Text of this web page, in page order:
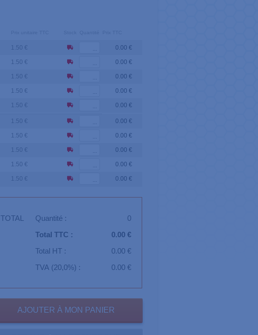
1.50 € 0.00 €
1.50 € 0.00 €
1.50 € 0.00 €
1.50 € 0.00 €
1.50 € 0.00 €
1.50 € 0.00 €
1.50 € 0.00 €
1.50 € 0.00 €
1.50 € 0.00 €
1.50 € 0.00 €
TOTAL Quantité :
0
Total TTC :
0.00 €
Total HT :
0.00 €
TVA (20,0%) :
0.00 €